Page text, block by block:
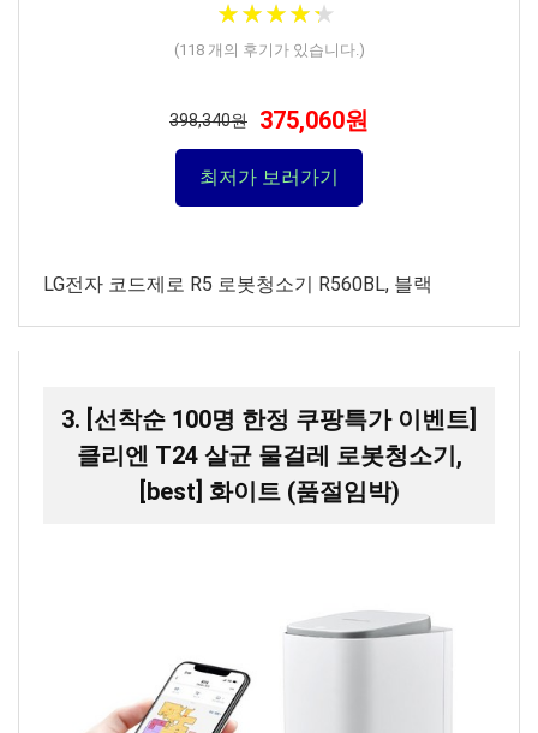
★★★★★
★★★★★
(118개의 후기가 있습니다.)
398,340원 375,060원
최저가 보러가기
LG전자 코드제로 R5 로봇청소기 R560BL, 블랙
3. [선착순 100명 한정 쿠팡특가 이벤트]
클리엔 T24 살균 물걸레 로봇청소기,
[best] 화이트 (품절임박)